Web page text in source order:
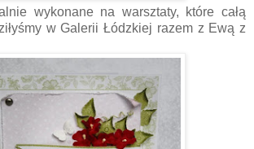
wykonane na warsztaty, które całą
w Galerii Łódzkiej razem z Ewą z